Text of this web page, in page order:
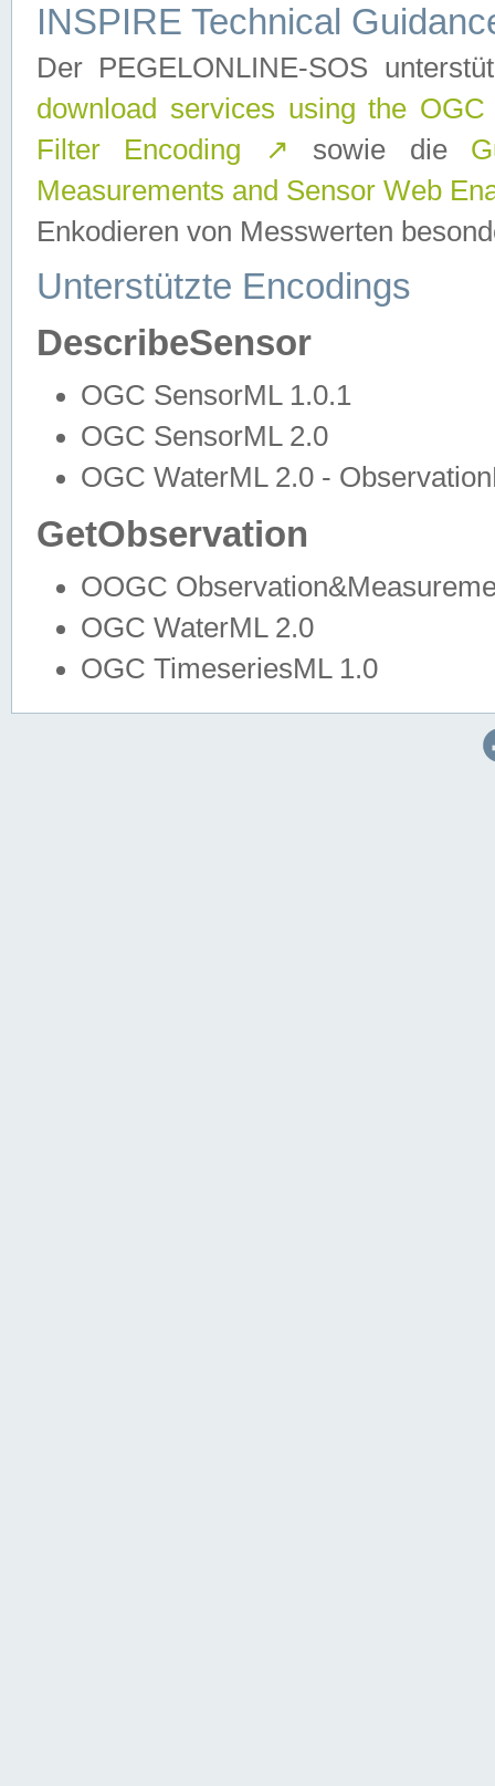
INSPIRE Technical
Der PEGELONLINE-SOS
download services using the
Filter Encoding
↗ sowie die
Measurements and Sensor Web
Enkodieren von Messwerten
Unterstützte Encodings
DescribeSensor
OGC SensorML 1.0.1
OGC SensorML 2.0
OGC WaterML 2.0 -
GetObservation
OOGC
OGC WaterML 2.0
OGC TimeseriesML 1.0